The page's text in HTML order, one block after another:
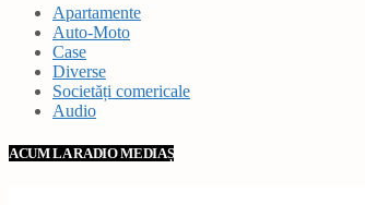
Apartamente
Auto-Moto
Case
Diverse
Societăți comericale
Audio
ACUM LA RADIO MEDIAȘ